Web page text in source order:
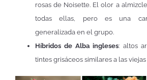
rosas de Noisette. El olor a
todas ellas, pero es una
generalizada en el grupo.
Híbridos de Alba ingleses: altos
tintes grisáceos similares a las